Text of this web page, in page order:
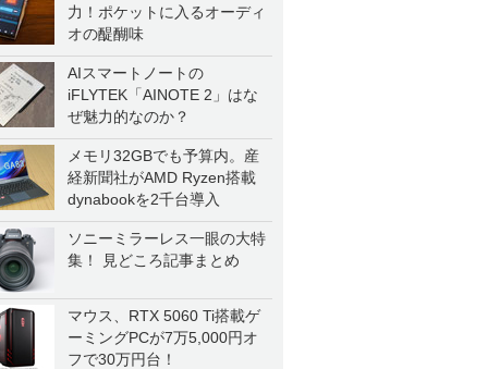
力！ポケットに入るオーディ
オの醍醐味
AIスマートノートの
iFLYTEK「AINOTE 2」はな
ぜ魅力的なのか？
メモリ32GBでも予算内。産
経新聞社がAMD Ryzen搭載
dynabookを2千台導入
ソニーミラーレス一眼の大特
集！ 見どころ記事まとめ
マウス、RTX 5060 Ti搭載ゲ
ーミングPCが7万5,000円オ
フで30万円台！